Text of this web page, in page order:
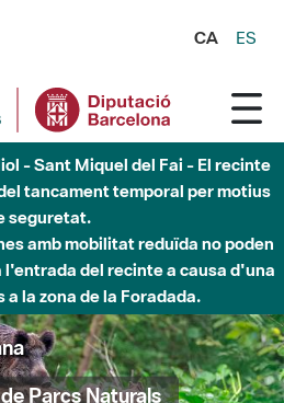
CA ES
- Sant Miquel del Fai - El recinte
tancament temporal per motius
seguretat.
amb mobilitat reduïda no poden
l'entrada del recinte a causa d'una
la zona de la Foradada.
Parcs Naturals